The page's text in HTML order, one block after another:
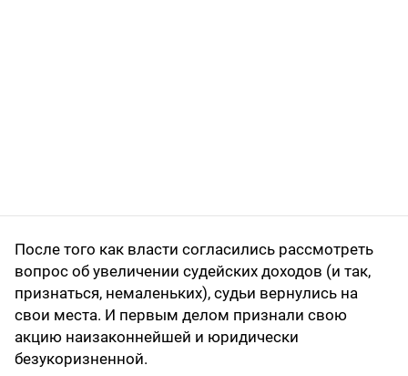
После того как власти согласились рассмотреть
вопрос об увеличении судейских доходов (и так,
признаться, немаленьких), судьи вернулись на
свои места. И первым делом признали свою
акцию наизаконнейшей и юридически
безукоризненной.